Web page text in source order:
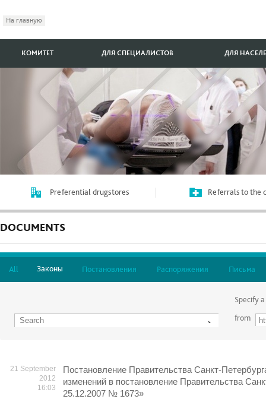
На главную
КОМИТЕТ ДЛЯ СПЕЦИАЛИСТОВ ДЛЯ
Preferential drugstores Referrals to the
DOCUMENTS
All Законы Постановления Распоряжения Письма
Specify
from
21 September
2012
16:03
Постановление Правительства Санкт-
изменений в постановление Правительства
25.12.2007 № 1673»